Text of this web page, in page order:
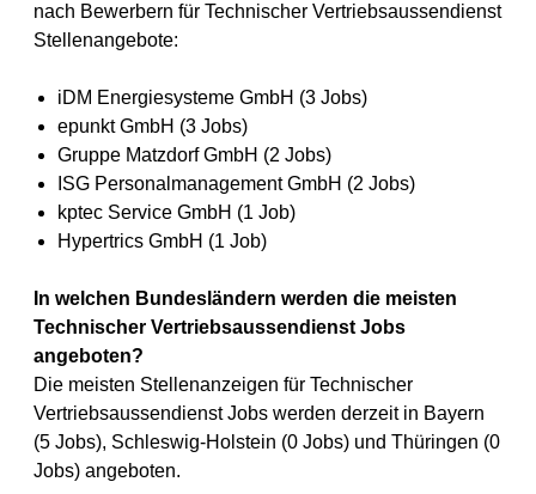
nach Bewerbern für Technischer Vertriebsaussendienst
Stellenangebote:
iDM Energiesysteme GmbH (3 Jobs)
epunkt GmbH (3 Jobs)
Gruppe Matzdorf GmbH (2 Jobs)
ISG Personalmanagement GmbH (2 Jobs)
kptec Service GmbH (1 Job)
Hypertrics GmbH (1 Job)
In welchen Bundesländern werden die meisten
Technischer Vertriebsaussendienst Jobs
angeboten?
Die meisten Stellenanzeigen für Technischer
Vertriebsaussendienst Jobs werden derzeit in Bayern
(5 Jobs), Schleswig-Holstein (0 Jobs) und Thüringen (0
Jobs) angeboten.